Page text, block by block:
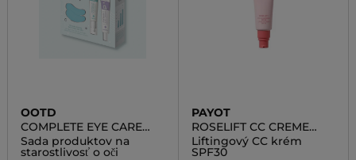
OOTD
COMPLETE EYE CARE
SET
Sada produktov na
starostlivosť o oči
PAYOT
ROSELIFT CC CREME
LIFTANTE SPF30
Liftingový CC krém
SPF30